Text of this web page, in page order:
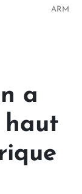
ARM
a
haut